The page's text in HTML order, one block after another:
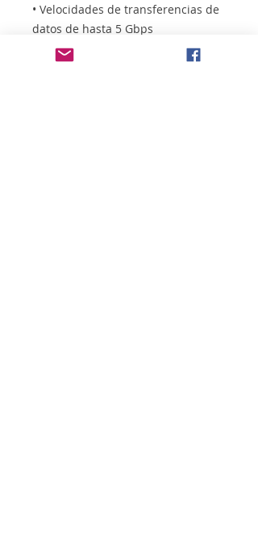
• Velocidades de transferencias de
datos de hasta 5 Gbps
• Compatible con USB 2.0 y USB 1.1
• Cable de fibra óptica con